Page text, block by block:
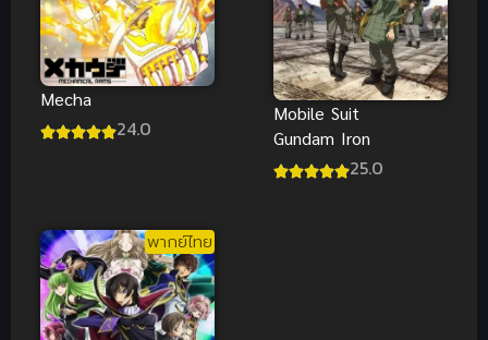
Mecha
24.0
Mobile Suit
Gundam Iron
25.0
พากย์ไทย